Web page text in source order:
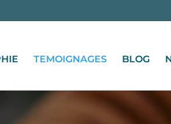
TEMOIGNAGES BLOG